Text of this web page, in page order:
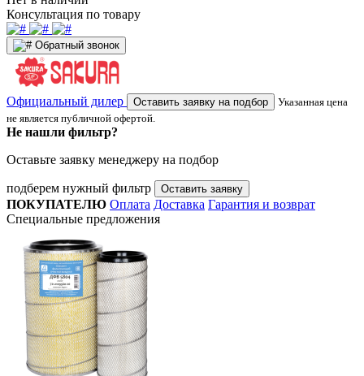
Консультация по товару
Обратный звонок
Официальный дилер Оставить заявку на подбор
Указанная цена
не является публичной офертой.
Не нашли фильтр?
Оставьте заявку менеджеру на подбор
подберем нужный фильтр Оставить заявку
ПОКУПАТЕЛЮ Оплата Доставка Гарантия и возврат
Специальные предложения